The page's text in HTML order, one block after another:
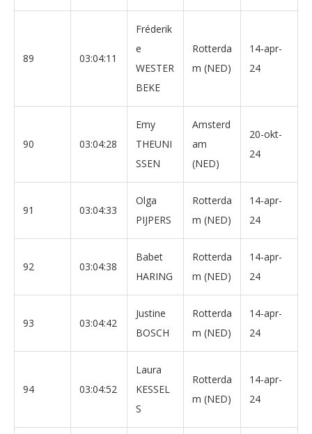
89 03:04:11
Fréderik
e
WESTER
BEKE
Rotterda
m (NED)
14-apr-
24
90 03:04:28
Emy
THEUNI
SSEN
Amsterd
am
(NED)
20-okt-
24
91 03:04:33
Olga
PIJPERS
Rotterda
m (NED)
14-apr-
24
92 03:04:38
Babet
HARING
Rotterda
m (NED)
14-apr-
24
93 03:04:42
Justine
BOSCH
Rotterda
m (NED)
14-apr-
24
94 03:04:52
Laura
KESSEL
S
Rotterda
m (NED)
14-apr-
24